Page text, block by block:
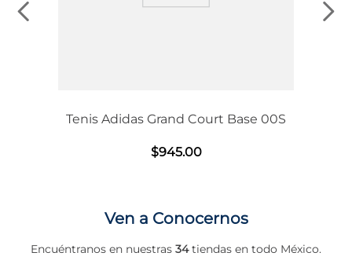
Tenis Adidas Grand Court Base 00S
$945.00
Ven a Conocernos
Encuéntranos en nuestras 34tiendas en todo México.